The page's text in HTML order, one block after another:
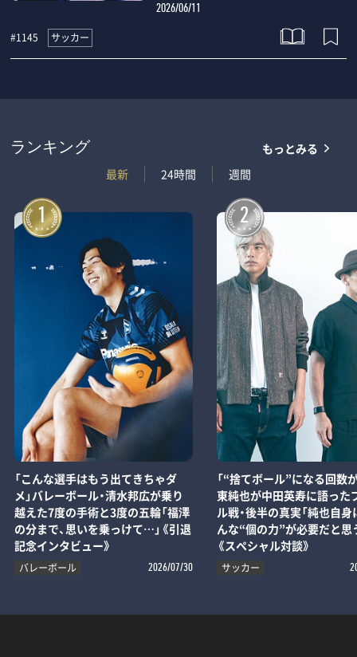
2026/06/11
#1145 サッカー
ランキング
最新
24時間 週間
もっとみる
1
「こんな選手はもう出てきちゃダ
メ」バレーボール・清水邦広が乗り
越えた7度の手術と3度の五輪「福澤
の分まで、思いを乗っけて…」《引退
記念インタビュー》
バレーボール 2026/07/30
2
「“捨てボール”になる回数
東純也が中田英寿に語った
ル戦・後半の真実「純也自
んな“個の力”が必要だと思
《スペシャル対談》
サッカー